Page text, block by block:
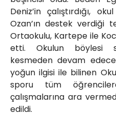
Deniz’in çalıştırdığı,
Ozan’ın destek verdiği
Ortaokulu, Kartepe ile
etti. Okulun böylesi
kesmeden devam
yoğun ilgisi ile bilinen
sporu tüm
çalışmalarına ara
edildi.